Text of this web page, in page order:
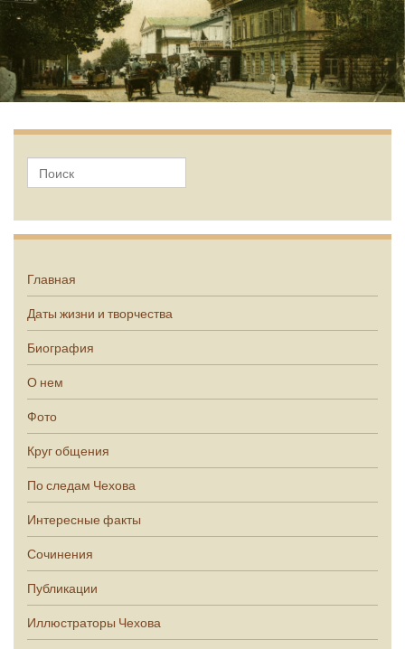
Главная
Даты жизни и творчества
Биография
О нем
Фото
Круг общения
По следам Чехова
Интересные факты
Сочинения
Публикации
Иллюстраторы Чехова